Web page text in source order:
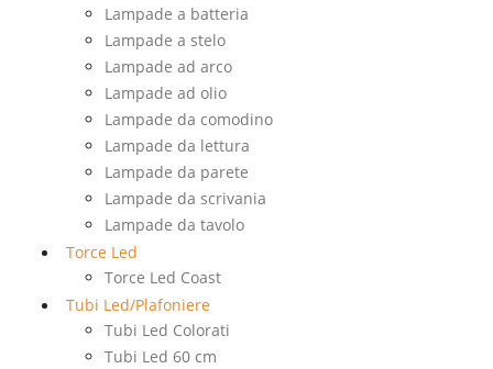
Lampade a batteria
Lampade a stelo
Lampade ad arco
Lampade ad olio
Lampade da comodino
Lampade da lettura
Lampade da parete
Lampade da scrivania
Lampade da tavolo
Torce Led
Torce Led Coast
Tubi Led/Plafoniere
Tubi Led Colorati
Tubi Led 60 cm